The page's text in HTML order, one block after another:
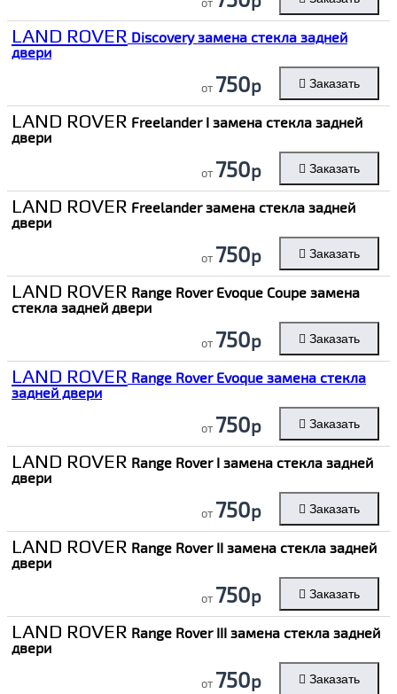
LAND ROVER Discovery замена стекла задней
двери
от 750р Заказать
LAND ROVER Freelander I замена стекла задней
двери
от 750р Заказать
LAND ROVER Freelander замена стекла задней
двери
от 750р Заказать
LAND ROVER Range Rover Evoque Coupe замена
стекла задней двери
от 750р Заказать
LAND ROVER Range Rover Evoque замена стекла
задней двери
от 750р Заказать
LAND ROVER Range Rover I замена стекла задней
двери
от 750р Заказать
LAND ROVER Range Rover II замена стекла задней
двери
от 750р Заказать
LAND ROVER Range Rover III замена стекла задней
двери
от 750р Заказать